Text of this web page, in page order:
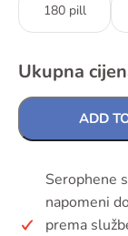
180 pill
Ukupna
ADD
Serophene
napomeni
prema